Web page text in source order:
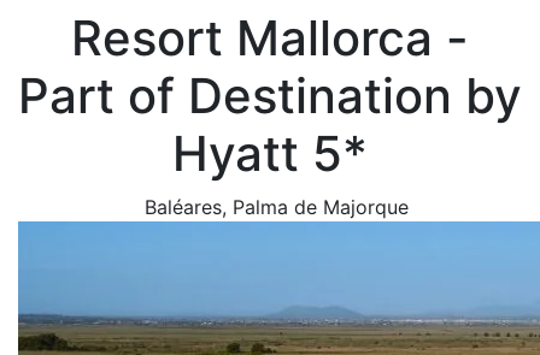
Resort Mallorca -
Part of Destination by
Hyatt 5*
Baléares, Palma de Majorque